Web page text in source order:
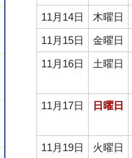
11月14日
木曜日
11月15日
金曜日
11月16日
土曜日
11月17日
日曜日
11月19日
火曜日